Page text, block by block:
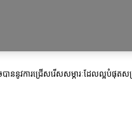
ននូវការជ្រើសរើសសម្ភារៈដែលល្អបំផុតស